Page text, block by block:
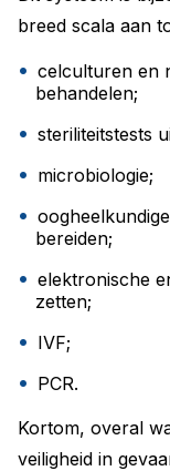
breed scala aan
celculturen en
behandelen;
steriliteitstests
microbiologie;
bereiden;
elektronische
zetten;
IVF;
PCR.
Kortom, overal
veiligheid in